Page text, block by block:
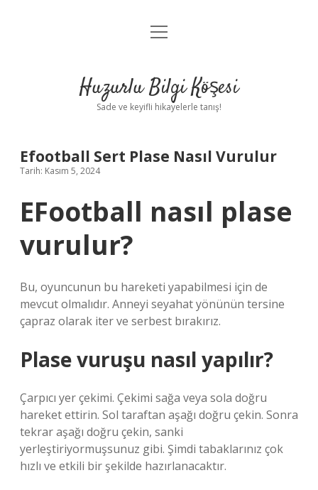
Anasayfa
Yasal Uyarı
menüyü
Huzurlu Bilgi Köşesi
Sade ve keyifli hikayelerle tanış!
Efootball Sert Plase Nasıl Vurulur
Tarih: Kasım 5, 2024
EFootball nasıl plase
vurulur?
Bu, oyuncunun bu hareketi yapabilmesi için de
mevcut olmalıdır. Anneyi seyahat yönünün tersine
çapraz olarak iter ve serbest bırakırız.
Plase vuruşu nasıl yapılır?
Çarpıcı yer çekimi. Çekimi sağa veya sola doğru
hareket ettirin. Sol taraftan aşağı doğru çekin. Sonra
tekrar aşağı doğru çekin, sanki
yerleştiriyormuşsunuz gibi. Şimdi tabaklarınız çok
hızlı ve etkili bir şekilde hazırlanacaktır.